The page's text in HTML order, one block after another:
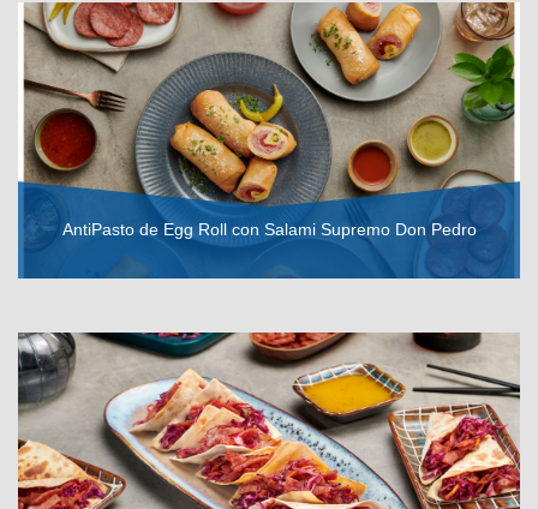
AntiPasto de Egg Roll con Salami Supremo Don Pedro